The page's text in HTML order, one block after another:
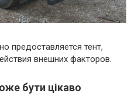
предоставляется тент,
внешних факторов.
бути цікаво